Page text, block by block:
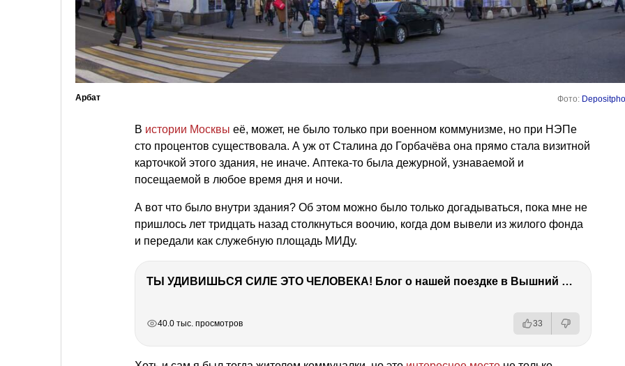
Арбат Фото:
В истории Москвы её, может, не было только при военном коммунизме, но при НЭПе
сто процентов существовала. А уж от Сталина до Горбачёва она прямо стала визитной
карточкой этого здания, не иначе. Аптека-то была дежурной, узнаваемой и
посещаемой в любое время дня и ночи.
А вот что было внутри здания? Об этом можно было только догадываться, пока мне не
пришлось лет тридцать назад столкнуться воочию, когда дом вывели из жилого фонда
и передали как служебную площадь МИДу.
ТЫ УДИВИШЬСЯ СИЛЕ ЭТО ЧЕЛОВЕКА! Блог о нашей поездке в Вышний Волочек
40.0 тыс. просмотров 33